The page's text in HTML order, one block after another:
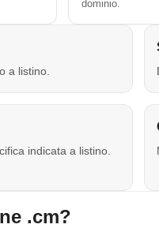
dominio.
a listino.
indicata a listino.
.cm?